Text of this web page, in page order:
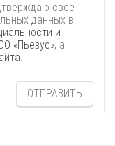
свое
данных в
и
«Пьезус», а
ОТПРАВИТЬ